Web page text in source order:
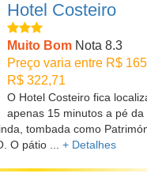
Hotel Costeiro
Muito Bom Nota 8.3
Preço varia entre R$
R$ 322,71
O Hotel Costeiro fica
apenas 15 minutos a pé da
tombada como
O pátio ... + Detalhes